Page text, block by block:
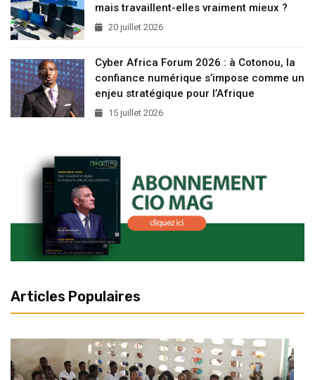
mais travaillent-elles vraiment mieux ?
20 juillet 2026
Cyber Africa Forum 2026 : à Cotonou, la
confiance numérique s’impose comme un
enjeu stratégique pour l’Afrique
15 juillet 2026
Articles Populaires